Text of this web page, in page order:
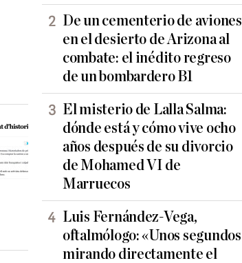
De un cementerio de aviones
en el desierto de Arizona al
combate: el inédito regreso
de un bombardero B1
El misterio de Lalla Salma:
dónde está y cómo vive ocho
años después de su divorcio
de Mohamed VI de
Marruecos
Luis Fernández-Vega,
oftalmólogo: «Unos segundos
mirando directamente el